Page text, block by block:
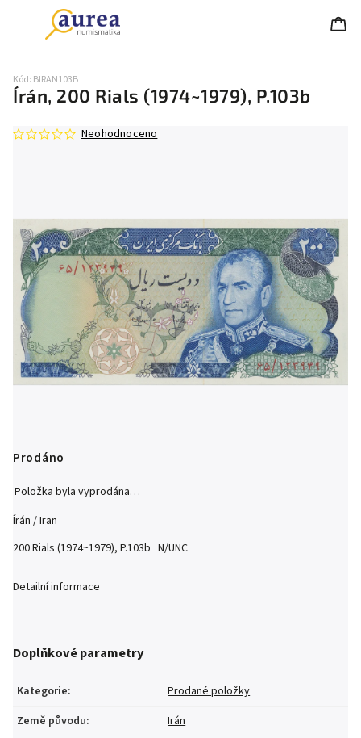
Írán, 200 Rials (1974~1979), P.103b
Kód: BIRAN103B
Neohodnoceno
Prodáno
Položka byla vyprodána…
Írán / Iran
200 Rials (1974~1979), P.103b N/UNC
Detailní informace
Doplňkové parametry
Kategorie:
Prodané položky
Země původu:
Irán